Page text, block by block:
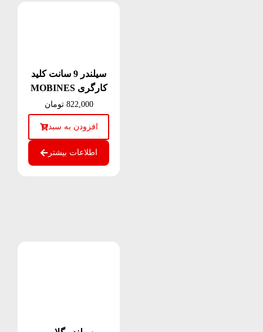
سیلندر 9 سانت کلید
کارگری MOBINES
822,000 تومان
افزودن به سبد
اطلاعات بیشتر